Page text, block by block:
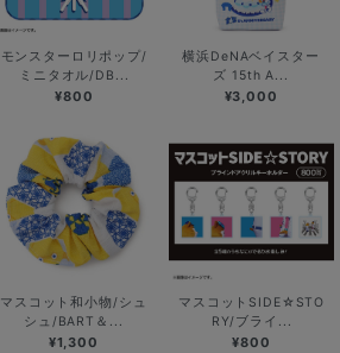
モンスターロリポップ/
ミニタオル/DB...
¥800
横浜DeNAベイスター
ズ 15th A...
¥3,000
マスコット和小物/シュ
シュ/BART＆...
¥1,300
マスコットSIDE☆STO
RY/ブライ...
¥800